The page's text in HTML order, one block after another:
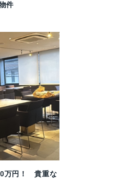
件
万円！ 貴重な